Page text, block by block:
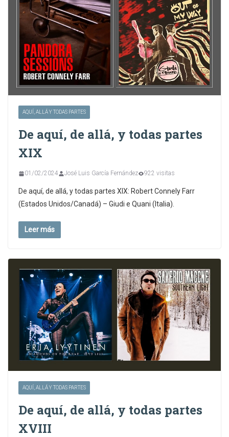
AQUÍ, ALLÁ Y TODAS PARTES
De aquí, de allá, y todas partes
XIX
01/02/2024 José Luis García Fernández 922 visitas
De aquí, de allá, y todas partes XIX: Robert Connely Farr
(Estados Unidos/Canadá) – Giudi e Quani (Italia).
Leer más
AQUÍ, ALLÁ Y TODAS PARTES
De aquí, de allá, y todas partes
XVIII